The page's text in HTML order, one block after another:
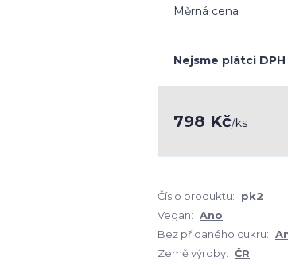
Měrná cena
Nejsme plátci DPH
798 Kč/ks
Číslo produktu:
pk2
Vegan: Ano
Bez přidaného cukru:
Země výroby: ČR